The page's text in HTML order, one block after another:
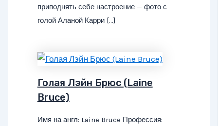
приподнять себе настроение — фото с
голой Аланой Карри […]
Голая Лэйн Брюс (Laine
Bruce)
Имя на англ: Laine Bruce Профессия: